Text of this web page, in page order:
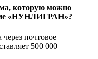
которую можно
«НУНЛИГРАН»?
почтовое
500 000